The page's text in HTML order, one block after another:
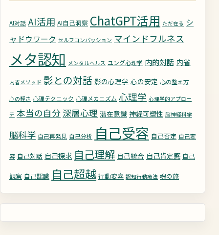
AI対話 AI活用 AI自己洞察 ChatGPT活用 ただ在る シ
ャドウワーク セルフコンパッション マインドフルネス
メタ認知 メンタルヘルス ユング心理学 内的対話 内省
内省メソッド 影との対話 影の心理学 心の安定 心の整え方
心の軽さ 心理テクニック 心理メカニズム 心理学 心理学的アプロー
チ 本当の自分 深層心理 潜在意識 神経可塑性 脳神経科学
脳科学 自己再発見 自己分析 自己受容 自己否定 自己変
容 自己対話 自己探求 自己理解 自己統合 自己肯定感 自己
観察 自己認識 自己超越 行動変容 認知行動療法 魂の旅